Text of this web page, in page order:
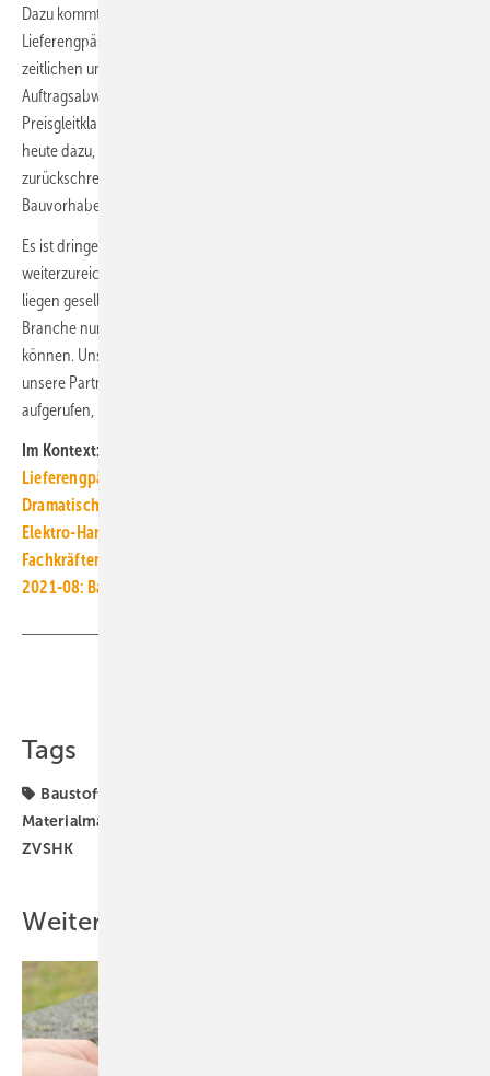
Dazu kommt: Gerade die Öffentliche Hand reagiert auf
Lieferengpässe, Materialverknappung und die dadurch bedingten
zeitlichen und finanziellen Unwägbarkeiten bei der
Auftragsabwicklung auf vielen Ebenen kaum: Angemessene
Preisgleitklauseln, flächendeckend Fehlanzeige! Dies führt schon
heute dazu, dass selbst breit aufgestellte SHK-Unternehmen davor
zurückschrecken, sich noch an Ausschreibungen für öffentliche
Bauvorhaben zu beteiligen.
Es ist dringend erforderlich, hier umzusteuern, Risiken nicht einfach
weiterzureichen und stattdessen solidarischer zu handeln. Vor uns
liegen gesellschaftliche Herausforderungen und Aufgaben, die wir als
Branche nur in Gemeinschaft und Zusammenhalt werden meistern
können. Unser Handwerk ist dazu bereit. Wir machen uns stark für
unsere Partner! Industrie und Großhandel aber auch Politik sind
aufgerufen, uns dies gleich zu tun.“ ■
Im Kontext:
Lieferengpässe am Bau mindestens bis ins Frühjahr 2022
Dramatische Lieferengpässe bei Silikon-Rohstoff
Elektro-Handwerk stark von Lieferengpässen betroffen
Fachkräftemangel beim Hochbau steigt weiter
2021-08: Baupreise für Wohngebäude um 12,6 % gestiegen
Tags
Baustoffmangel
Materialmangel
ZVSHK
Weitere Inhalte